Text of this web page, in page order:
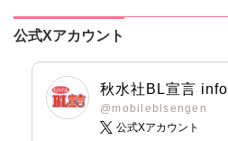
公式Xアカウント
秋水社BL宣言 info
@mobileblsengen
公式Xアカウント